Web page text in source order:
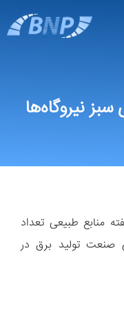
منابع طبیعی تعداد
صنعت تولید برق در